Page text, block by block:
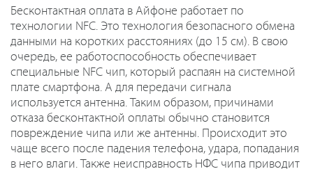
Бесконтактная оплата в Айфоне работает по
технологии NFC. Это технология безопасного обмена
данными на коротких расстояниях (до 15 см). В свою
очередь, ее работоспособность обеспечивает
специальные NFC чип, который распаян на системной
плате смартфона. А для передачи сигнала
используется антенна. Таким образом, причинами
отказа бесконтактной оплаты обычно становится
повреждение чипа или же антенны. Происходит это
чаще всего после падения телефона, удара, попадания
в него влаги. Также неисправность НФС чипа приводит